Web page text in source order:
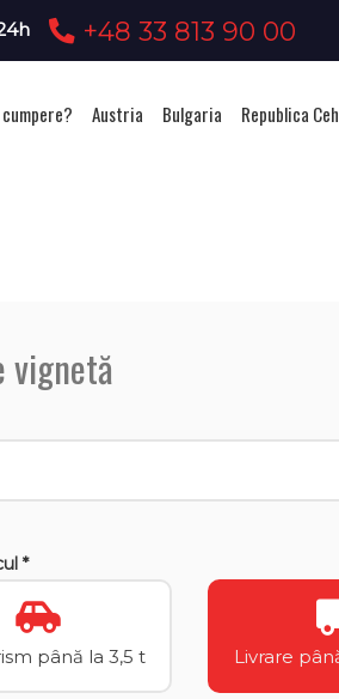
+48 33 813 90 00
cumpere? Austria Bulgaria Republica
vignetă
*
până la 3,5 t Livrare